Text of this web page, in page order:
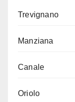
Trevignano
Manziana
Canale
Oriolo